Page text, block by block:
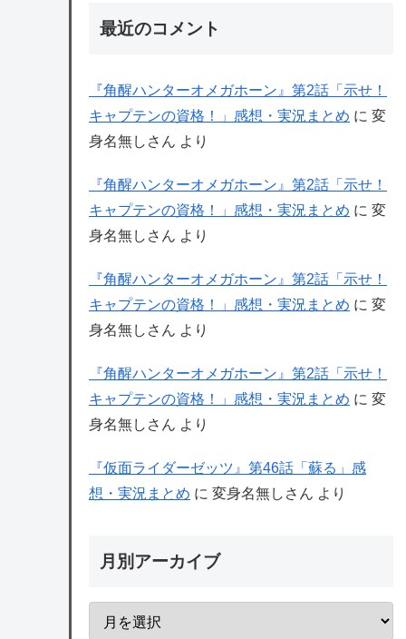
最近のコメント
『角醒ハンターオメガホーン』第2話「示せ！
キャプテンの資格！」感想・実況まとめ に 変
身名無しさん より
『角醒ハンターオメガホーン』第2話「示せ！
キャプテンの資格！」感想・実況まとめ に 変
身名無しさん より
『角醒ハンターオメガホーン』第2話「示せ！
キャプテンの資格！」感想・実況まとめ に 変
身名無しさん より
『角醒ハンターオメガホーン』第2話「示せ！
キャプテンの資格！」感想・実況まとめ に 変
身名無しさん より
『仮面ライダーゼッツ』第46話「蘇る」感
想・実況まとめ に 変身名無しさん より
月別アーカイブ